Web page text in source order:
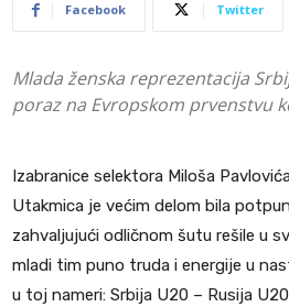
Facebook Twitter
Mlada ženska reprezentacija
poraz na Evropskom prvenstvu
Izabranice selektora Miloša
Utakmica je većim delom bila
zahvaljujući odličnom šutu rešile u
mladi tim puno truda i energije u
u toj nameri: Srbija U20 – Rusija